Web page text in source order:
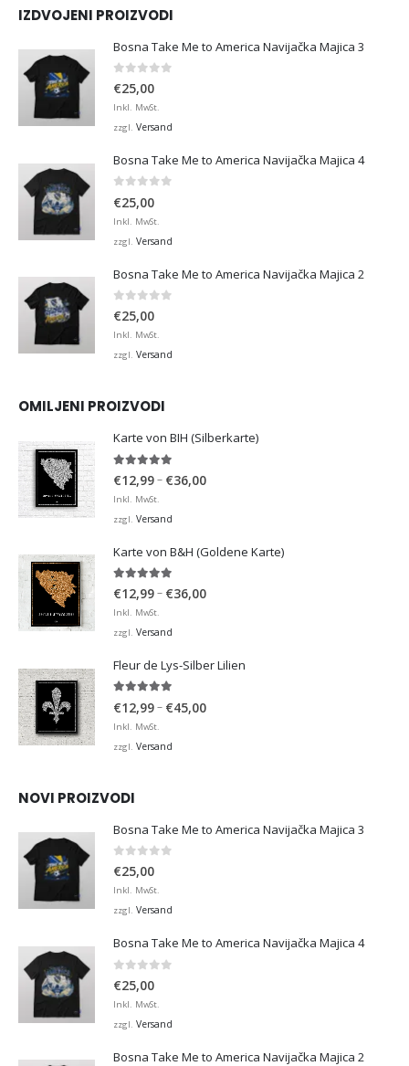
IZDVOJENI PROIZVODI
Bosna Take Me to America Navijačka Majica 3
0 von 5
€25,00
Inkl. MwSt.
zzgl. Versand
Bosna Take Me to America Navijačka Majica 4
€25,00
Inkl. MwSt.
zzgl. Versand
Bosna Take Me to America Navijačka Majica 2
0 von 5
€25,00
Inkl. MwSt.
zzgl. Versand
OMILJENI PROIZVODI
Karte von BIH (Silberkarte)
€12,99– €36,00Preisspanne:
Inkl. MwSt.
zzgl. Versand
Karte von B&H (Goldene Karte)
4.98von 5
€12,99– €36,00Preisspanne:
Inkl. MwSt.
zzgl. Versand
Fleur de Lys-Silber Lilien
€12,99– €45,00Preisspanne:
Inkl. MwSt.
zzgl. Versand
NOVI PROIZVODI
Bosna Take Me to America Navijačka Majica 3
0 von 5
€25,00
Inkl. MwSt.
zzgl. Versand
Bosna Take Me to America Navijačka Majica 4
€25,00
Inkl. MwSt.
zzgl. Versand
Bosna Take Me to America Navijačka Majica 2